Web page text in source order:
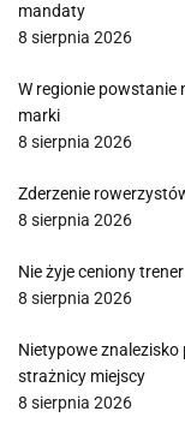
mandaty
8 sierpnia 2026
W regionie powstanie
marki
8 sierpnia 2026
Zderzenie
8 sierpnia 2026
Nie żyje ceniony
8 sierpnia 2026
Nietypowe
strażnicy miejscy
8 sierpnia 2026